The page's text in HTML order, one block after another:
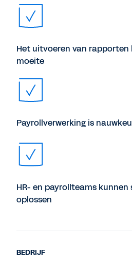
Het uitvoeren van
moeite
Payrollverwerking is
HR- en payrollteams kunnen
oplossen
BEDRIJF